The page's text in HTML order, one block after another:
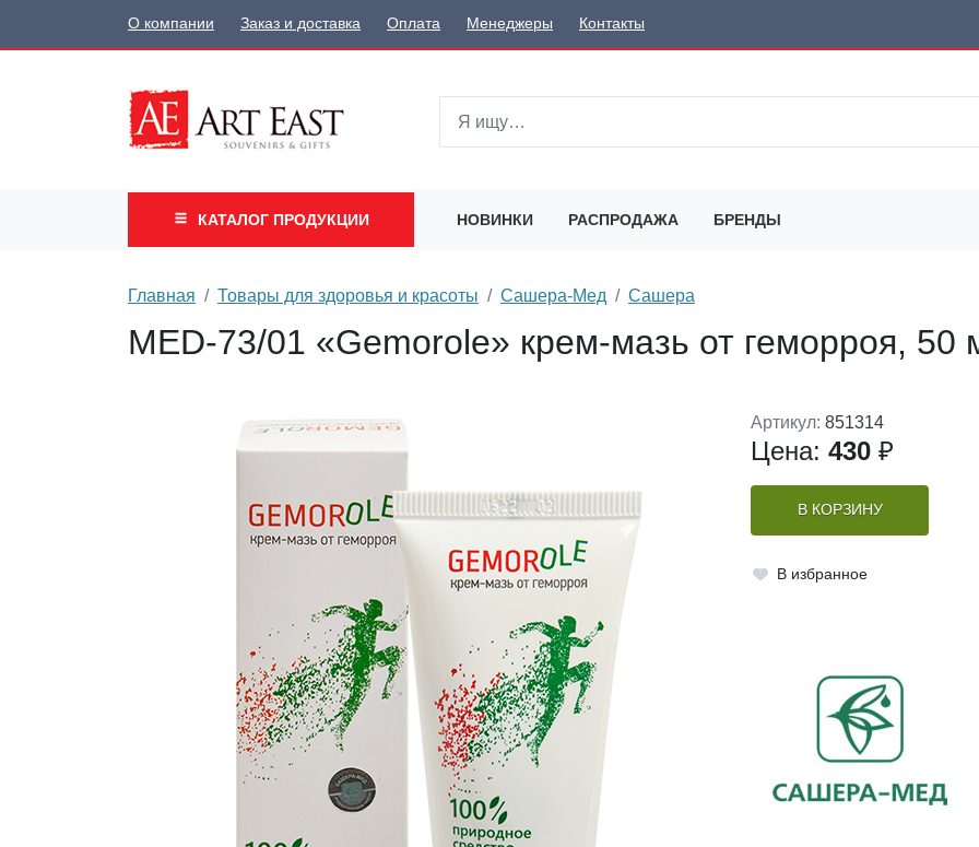
О компании Заказ и доставка Оплата Менеджеры Контакты
КАТАЛОГ ПРОДУКЦИИ НОВИНКИ РАСПРОДАЖА БРЕНДЫ
Главная Товары для здоровья и красоты Сашера-Мед Сашера
MED-73/01 «Gemorole» крем-мазь от геморроя, 50
Артикул: 851314
Цена: 430 ₽
В КОРЗИНУ
В избранное